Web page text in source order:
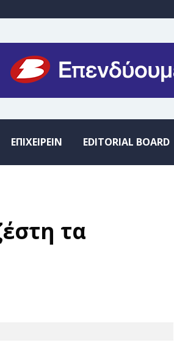
ΕΠΙΧΕΙΡΕΙΝ EDITORIAL BOARD
τα